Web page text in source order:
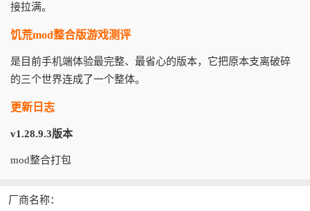
接拉满。
饥荒mod整合版游戏测评
是目前手机端体验最完整、最省心的版本，它把原本支离破碎
的三个世界连成了一个整体。
更新日志
v1.28.9.3版本
mod整合打包
厂商名称：